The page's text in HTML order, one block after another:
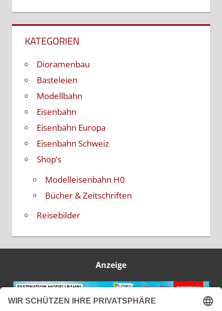
KATEGORIEN
Dioramenbau
Basteleien
Modellbahn
Eisenbahn
Eisenbahn Europa
Eisenbahn Schweiz
Shop’s
Modelleisenbahn H0
Bücher & Zeitschriften
Reisebilder
Anzeige